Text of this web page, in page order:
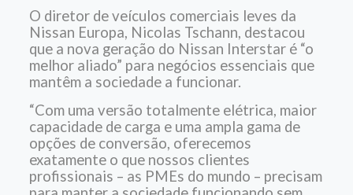
O diretor de veículos comerciais leves da
Nissan Europa, Nicolas Tschann, destacou
que a nova geração do Nissan Interstar é “o
melhor aliado” para negócios essenciais que
mantêm a sociedade a funcionar.
“Com uma versão totalmente elétrica, maior
capacidade de carga e uma ampla gama de
opções de conversão, oferecemos
exatamente o que nossos clientes
profissionais – as PMEs do mundo – precisam